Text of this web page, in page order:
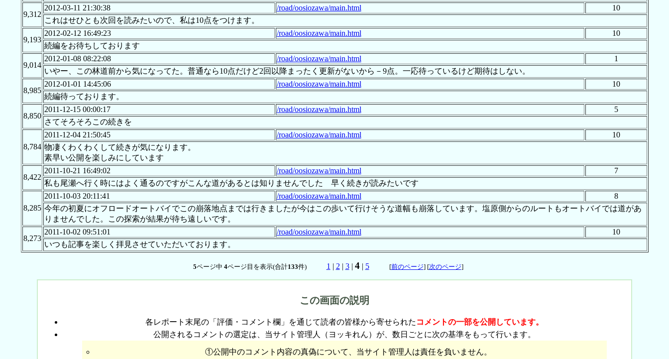
9,312
2012-03-11 21:30:38 /road/oosiozawa/main.html
10
これはせひとも次回を読みたいので、私は10点をつけます。
9,193
2012-02-12 16:49:23 /road/oosiozawa/main.html
10
続編をお待ちしております
9,014
2012-01-08 08:22:08 /road/oosiozawa/main.html
1
いやー、この林道前から気になってた。普通なら10点だけど2回以降まったく更新がないから－9点。一応待っているけど期待はしない。
8,985
2012-01-01 14:45:06 /road/oosiozawa/main.html
10
続編待っております。
8,850
2011-12-15 00:00:17 /road/oosiozawa/main.html
5
さてそろそろこの続きを
8,784
2011-12-04 21:50:45 /road/oosiozawa/main.html
10
物凄くわくわくして続きが気になります。
素早い公開を楽しみにしています
8,422
2011-10-21 16:49:02 /road/oosiozawa/main.html
7
私も尾瀬へ行く時にはよく通るのですがこんな道があるとは知りませんでした 早く続きが読みたいです
8,285
2011-10-03 20:11:41 /road/oosiozawa/main.html
8
今年の初夏にオフロードオートバイでこの崩落地点までは行きましたが今はこの歩いて行けそうな道幅も崩落しています。塩原側からのルートもオートバイでは道があ
りませんでした。この探索が結果が待ち遠しいです。
8,273
2011-10-02 09:51:01 /road/oosiozawa/main.html
10
いつも記事を楽しく拝見させていただいております。
5ページ中 4ページ目を表示(合計133件) 1 | 2 | 3| 4| 5 [前のページ] [次のページ]
この画面の説明
各レポート末尾の「評価・コメント欄」を通じて読者の皆様から寄せられた コメントの一部を公開しています。
公開されるコメントの選定は、当サイト管理人（ヨッキれん）が、数日ごとに次の基準をもって行います。
①公開中のコメント内容の真偽について、当サイト管理人は責任を負いません。